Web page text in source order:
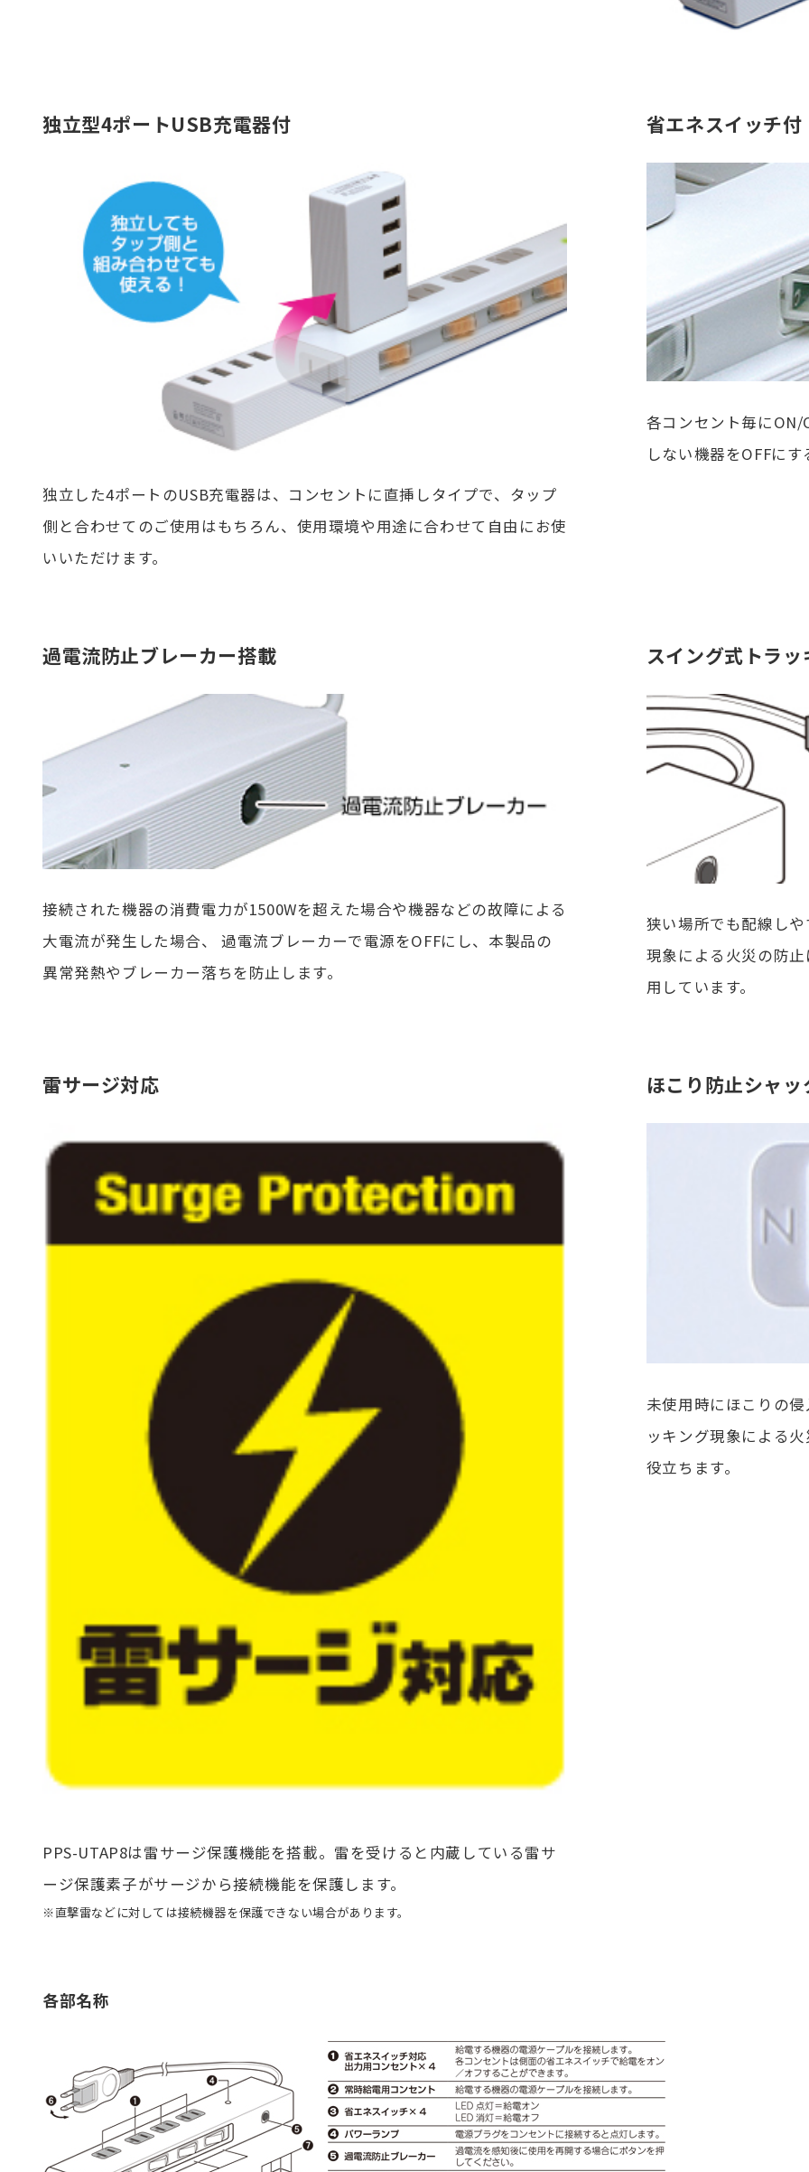
独立型4ポートUSB充電器付
独立した4ポートのUSB充電器は、コンセントに直挿しタイプで、タップ
側と合わせてのご使用はもちろん、使用環境や用途に合わせて自由にお使
いいただけます。
省エネスイッチ付
各コンセント毎にON/
しない機器をOFFに
過電流防止ブレーカー搭載
接続された機器の消費電力が1500Wを超えた場合や機器などの故障による
大電流が発生した場合、 過電流ブレーカーで電源をOFFにし、本製品の
異常発熱やブレーカー落ちを防止します。
スイング式トラ
狭い場所でも配線し
現象による火災の防
用しています。
雷サージ対応
PPS-UTAP8は雷サージ保護機能を搭載。雷を受けると内蔵している雷サ
ージ保護素子がサージから接続機能を保護します。
※直撃雷などに対しては接続機器を保護できない場合があります。
ほこり防止シャッ
未使用時にほこりの
ッキング現象による
役立ちます。
各部名称